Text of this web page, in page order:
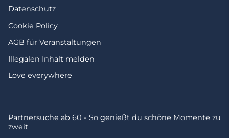
Datenschutz
Cookie Policy
AGB für Veranstaltungen
Illegalen Inhalt melden
Love everywhere
Partnersuche ab 60 - So genießt du schöne Momente zu
zweit